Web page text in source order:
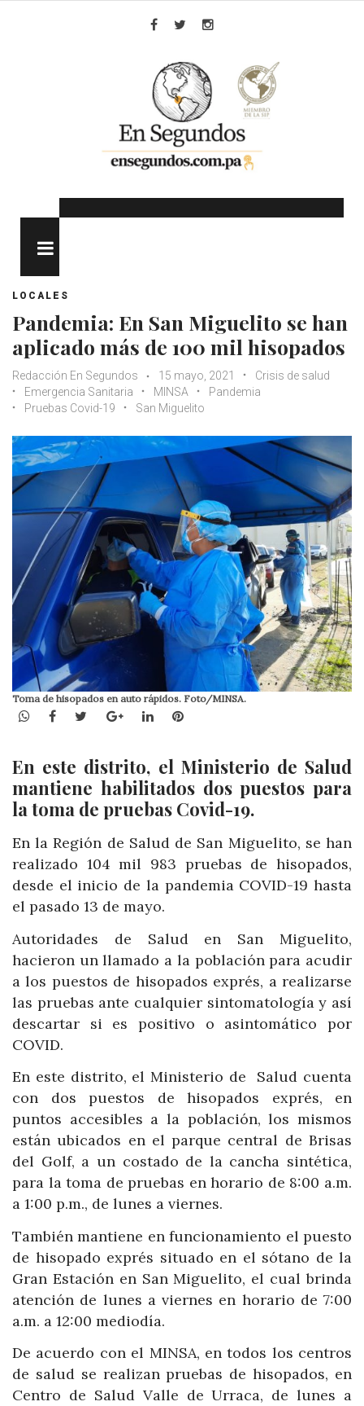
LOCALES
Pandemia: En San Miguelito se han
aplicado más de 100 mil hisopados
Redacción En Segundos 15 mayo, 2021
Crisis de salud
Emergencia Sanitaria
MINSA
Pandemia
Pruebas Covid-19
San Miguelito
Toma de hisopados en auto rápidos. Foto/MINSA.
WhatsApp
Facebook
TwitterGoogle+LinkedInPinterest
En este distrito, el Ministerio de Salud
mantiene habilitados dos puestos para
la toma de pruebas Covid-19.
En la Región de Salud de San Miguelito, se han
realizado 104 mil 983 pruebas de hisopados,
desde el inicio de la pandemia COVID-19 hasta
el pasado 13 de mayo.
Autoridades de Salud en San Miguelito,
hacieron un llamado a la población para acudir
a los puestos de hisopados exprés, a realizarse
las pruebas ante cualquier sintomatología y así
descartar si es positivo o asintomático por
COVID.
En este distrito, el Ministerio de Salud cuenta
con dos puestos de hisopados exprés, en
puntos accesibles a la población, los mismos
están ubicados en el parque central de Brisas
del Golf, a un costado de la cancha sintética,
para la toma de pruebas en horario de 8:00 a.m.
a 1:00 p.m., de lunes a viernes.
También mantiene en funcionamiento el puesto
de hisopado exprés situado en el sótano de la
Gran Estación en San Miguelito, el cual brinda
atención de lunes a viernes en horario de 7:00
a.m. a 12:00 mediodía.
De acuerdo con el MINSA, en todos los centros
de salud se realizan pruebas de hisopados, en
Centro de Salud Valle de Urraca, de lunes a